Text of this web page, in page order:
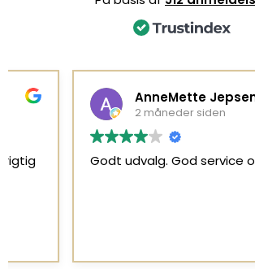
AnneMette Jepsen
2 måneder siden
Godt udvalg. God service og